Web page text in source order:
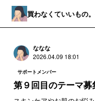
買わなくていいもの
ななな
2026.04.09 18:01
サポートメンバー
第９回目のテーマ募